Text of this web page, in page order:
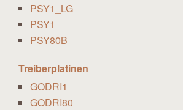
PSY1_LG
PSY1
PSY80B
Treiberplatinen
GODRI1
GODRI80